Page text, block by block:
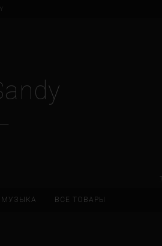
МУЗЫКА ВСЕ ТОВАРЫ